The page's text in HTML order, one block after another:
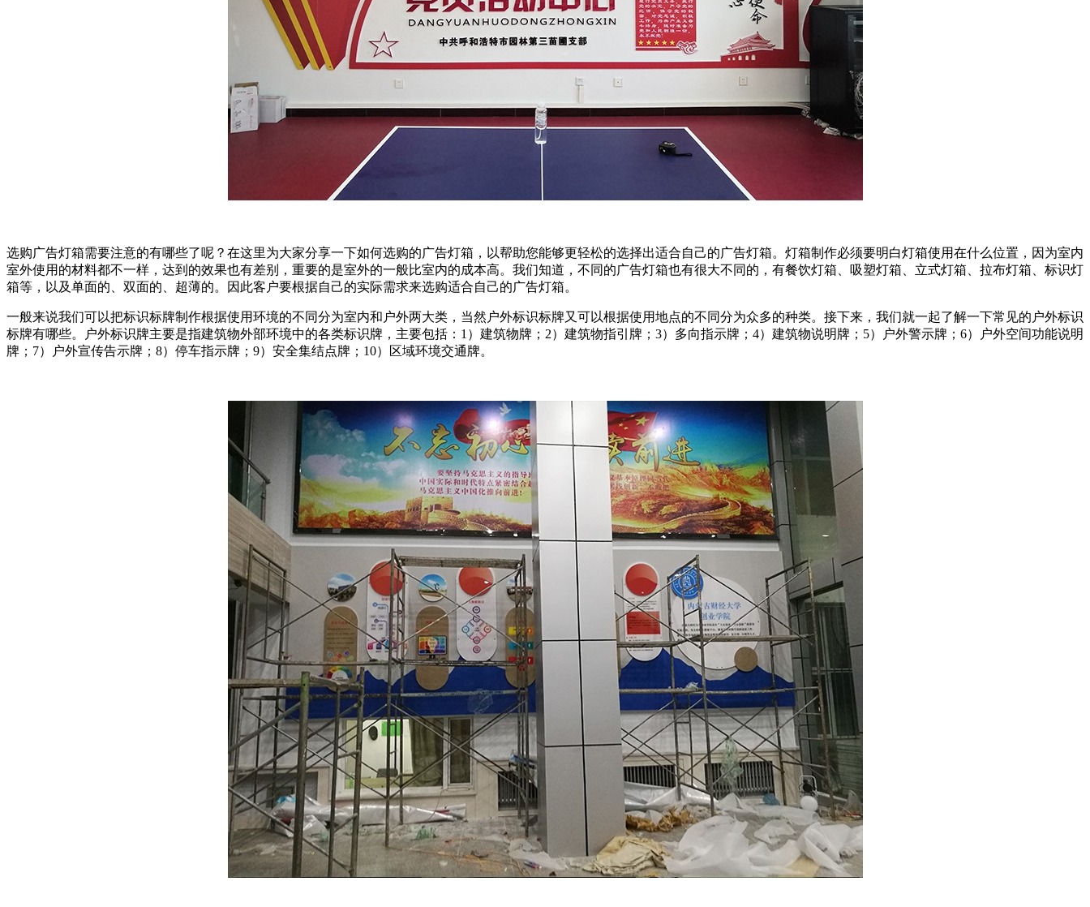
选购广告灯箱需要注意的有哪些了呢？在这里为大家分享一下如何选购的广告灯箱，以帮助您能够更轻松的选择出适合自己的广告灯箱。灯箱制作必须要明白灯箱使用在什么位置，因为室内
室外使用的材料都不一样，达到的效果也有差别，重要的是室外的一般比室内的成本高。我们知道，不同的广告灯箱也有很大不同的，有餐饮灯箱、吸塑灯箱、立式灯箱、拉布灯箱、标识灯
箱等，以及单面的、双面的、超薄的。因此客户要根据自己的实际需求来选购适合自己的广告灯箱。
一般来说我们可以把标识标牌制作根据使用环境的不同分为室内和户外两大类，当然户外标识标牌又可以根据使用地点的不同分为众多的种类。接下来，我们就一起了解一下常见的户外标识
标牌有哪些。户外标识牌主要是指建筑物外部环境中的各类标识牌，主要包括：1）建筑物牌；2）建筑物指引牌；3）多向指示牌；4）建筑物说明牌；5）户外警示牌；6）户外空间功能说明
牌；7）户外宣传告示牌；8）停车指示牌；9）安全集结点牌；10）区域环境交通牌。